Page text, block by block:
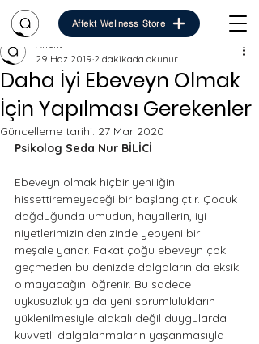
Affekt Wellness Store
Daha İyi Ebeveyn Olmak
İçin Yapılması Gerekenler
Affekt
29 Haz 2019 2 dakikada okunur
Güncelleme tarihi: 27 Mar 2020
Psikolog Seda Nur BİLİCİ
Ebeveyn olmak hiçbir yeniliğin
hissettiremeyeceği bir başlangıçtır. Çocuk
doğduğunda umudun, hayallerin, iyi
niyetlerimizin denizinde yepyeni bir
meşale yanar. Fakat çoğu ebeveyn çok
geçmeden bu denizde dalgaların da eksik
olmayacağını öğrenir. Bu sadece
uykusuzluk ya da yeni sorumlulukların
yüklenilmesiyle alakalı değil duygularda
kuvvetli dalgalanmaların yaşanmasıyla